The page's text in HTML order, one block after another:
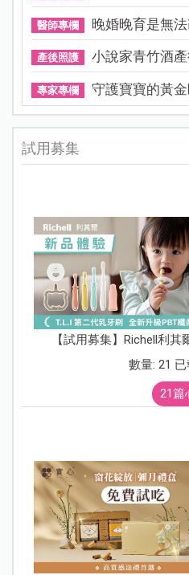
醫師專欄 晚婚晚育是無
產後照護 小說家青竹酒
專家專欄 守護寶寶的黃
試用募集
【試用募集】Richell利其
數量: 21
21篇